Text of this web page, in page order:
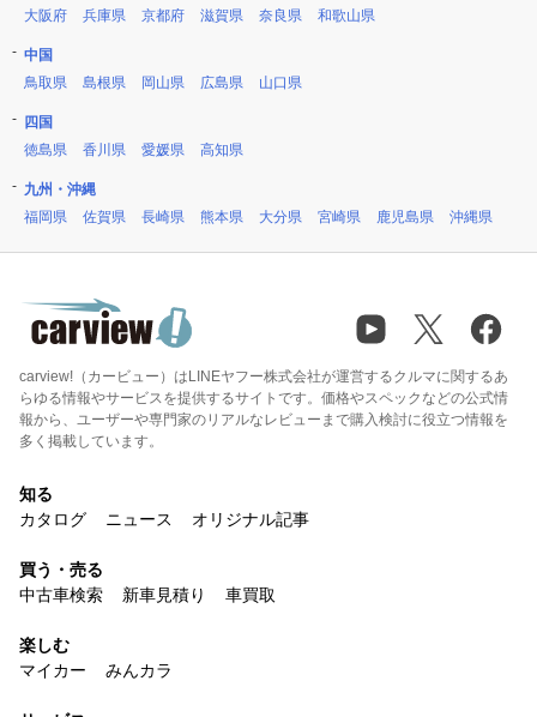
大阪府
兵庫県 京都府 滋賀県 奈良県 和歌山県
中国
鳥取県
島根県 岡山県 広島県 山口県
四国
徳島県
香川県 愛媛県 高知県
九州・沖縄
福岡県
佐賀県 長崎県 熊本県 大分県 宮崎県 鹿児島県 沖縄県
carview!（カービュー）はLINEヤフー株式会社が運営するクルマに関するあ
らゆる情報やサービスを提供するサイトです。価格やスペックなどの公式情
報から、ユーザーや専門家のリアルなレビューまで購入検討に役立つ情報を
多く掲載しています。
知る
カタログ
ニュース オリジナル記事
買う・売る
中古車検索
新車見積り 車買取
楽しむ
マイカー
みんカラ